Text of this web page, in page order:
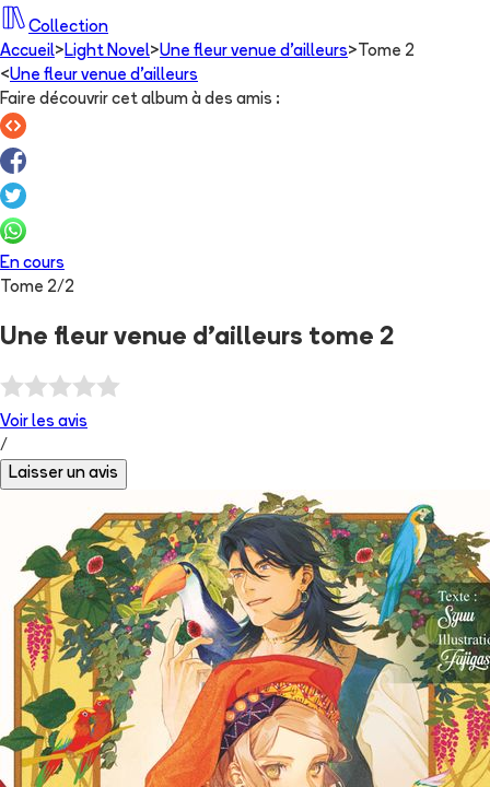
Collection
Accueil> Light Novel>Une fleur venue d'ailleurs> Tome 2
<Une fleur venue d'ailleurs
Faire découvrir cet album à des amis :
En cours
Tome 2/2
Une fleur venue d'ailleurs tome 2
Voir les avis
/
Laisser un avis